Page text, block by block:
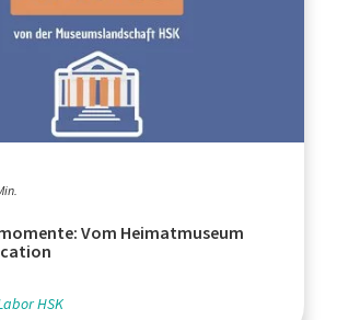
Vom Heimatmuseum
HSK